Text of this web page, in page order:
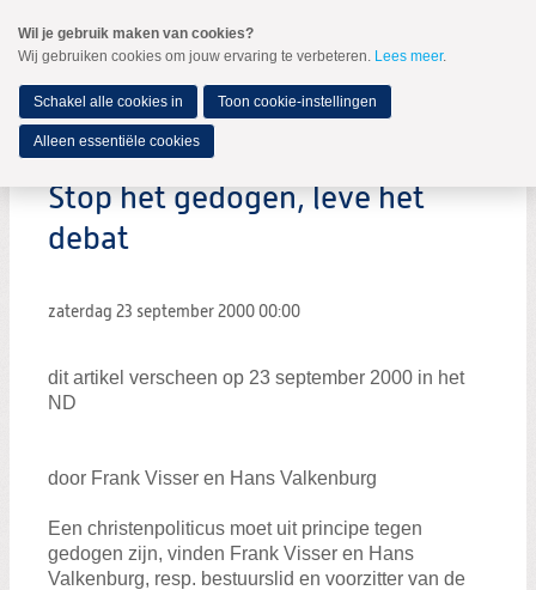
naar
Spring
de
inhoud
Spring
naar
hoofdmenu
MENU
Zoeken
Stop het gedogen, leve het
debat
zaterdag 23 september 2000 00:00
dit artikel verscheen op 23 september 2000 in het
ND
door Frank Visser en Hans Valkenburg
Een christenpoliticus moet uit principe tegen
gedogen zijn, vinden Frank Visser en Hans
Valkenburg, resp. bestuurslid en voorzitter van de
Wil je gebruik maken van cookies?
Wij gebruiken cookies om jouw ervaring te verbeteren. Lees meer.
Schakel alle cookies in Toon cookie-instellingen
Alleen essentiële cookies